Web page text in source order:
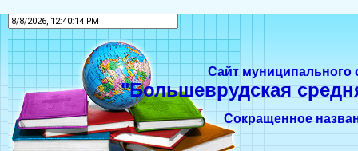
Сайт муниципального
"Большеврудская
Сокращенное